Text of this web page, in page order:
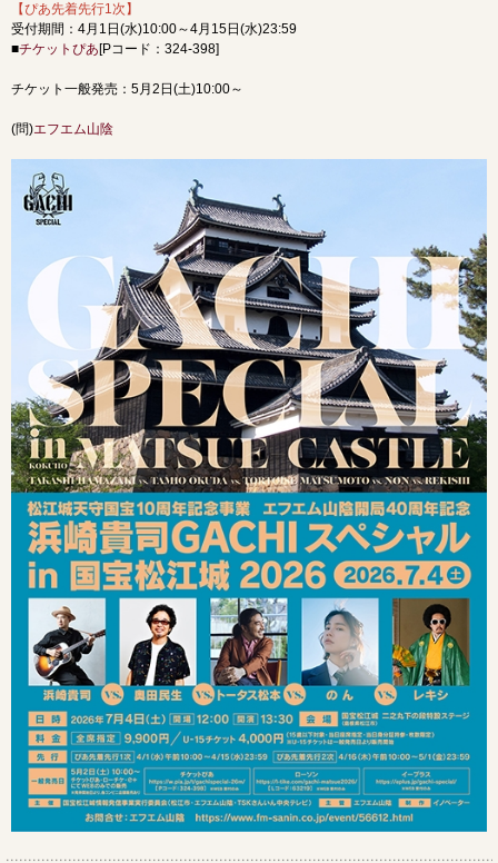
【ぴあ先着先行1次】
受付期間：4月1日(水)10:00～4月15日(水)23:59
■チケットぴあ [Pコード：324-398]
チケット一般発売：5月2日(土)10:00～
(問)エフエム山陰